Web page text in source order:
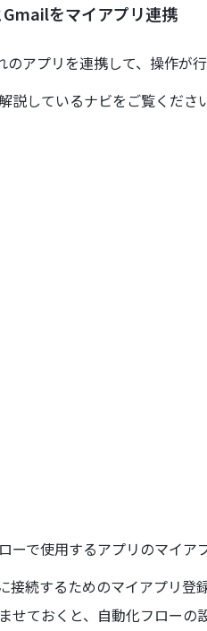
をマイアプリ連携
のアプリを連携して、操作が
説しているナビをご覧くださ
ーで使用するアプリのマイア
続するためのマイアプリ登
せておくと、自動化フローの